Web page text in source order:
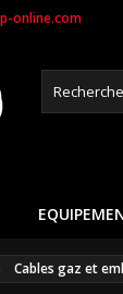
online.com
Cables gaz et